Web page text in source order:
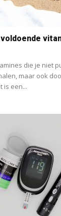
die je niet
maar ook
is een...